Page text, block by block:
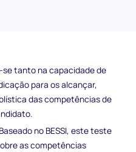
se tanto na capacidade de
para os alcançar,
das competências de
Baseado no BESSI, este teste
as competências